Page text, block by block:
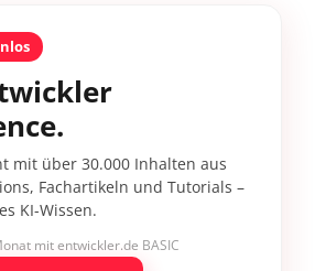
mit über 30.000 Inhalten aus
Fachartikeln und Tutorials –
KI-Wissen.
mit entwickler.de BASIC